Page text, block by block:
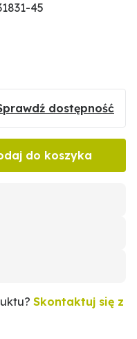
45
dostępność
do koszyka
Skontaktuj się z